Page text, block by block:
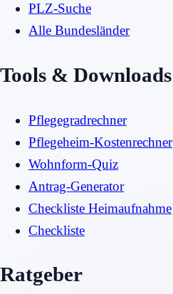
PLZ-Suche
Alle Bundesländer
Tools & Downloads
Pflegegradrechner
Pflegeheim-Kostenrechner
Wohnform-Quiz
Antrag-Generator
Checkliste Heimaufnahme
Checkliste
Ratgeber